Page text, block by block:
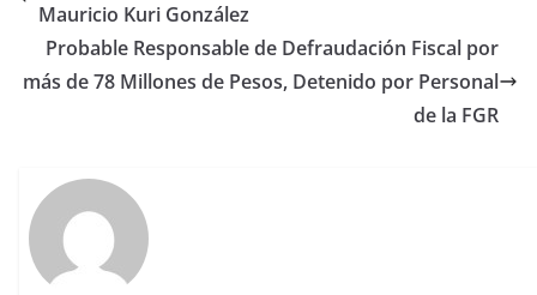
Mauricio Kuri González
Probable Responsable de Defraudación Fiscal por
más de 78 Millones de Pesos, Detenido por Personal
de la FGR